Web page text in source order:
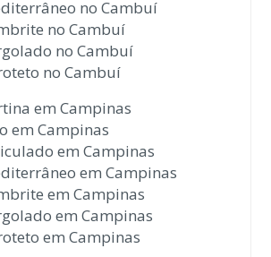
no Cambuí
no Cambuí
no Cambuí
no Cambuí
em Campinas
em Campinas
em Campinas
em Campinas
em Campinas
em Campinas
em Campinas